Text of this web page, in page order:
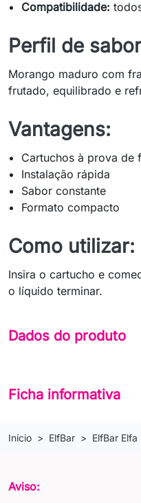
Compatibilidade:
Perfil de
Morango maduro com
frutado, equilibrado e
Vantagens:
Cartuchos à prova de
Instalação rápida
Sabor constante
Formato compacto
Como utilizar:
Insira o cartucho e
o líquido terminar.
Dados do produto
Ficha informativa
Início ElfBar ElfBar Elfa
Aviso: